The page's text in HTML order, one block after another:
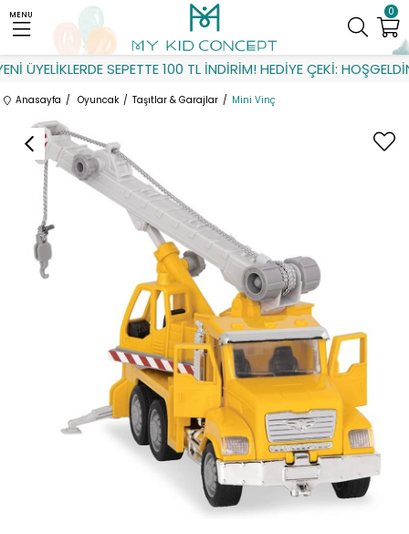
ÜYELİKLERDE SEPETTE 100 TL İNDİRİM! HEDİYE ÇEKİ: HOŞGELDİN
0
MENU
Anasayfa Oyuncak Taşıtlar & Garajlar Mini Vinç